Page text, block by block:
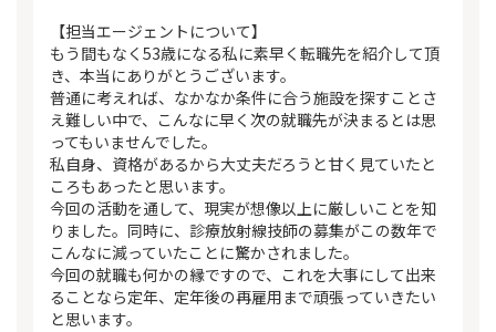
【担当エージェントについて】
もう間もなく53歳になる私に素早く転職先を紹介して頂
き、本当にありがとうございます。
普通に考えれば、なかなか条件に合う施設を探すことさ
え難しい中で、こんなに早く次の就職先が決まるとは思
ってもいませんでした。
私自身、資格があるから大丈夫だろうと甘く見ていたと
ころもあったと思います。
今回の活動を通して、現実が想像以上に厳しいことを知
りました。同時に、診療放射線技師の募集がこの数年で
こんなに減っていたことに驚かされました。
今回の就職も何かの縁ですので、これを大事にして出来
ることなら定年、定年後の再雇用まで頑張っていきたい
と思います。